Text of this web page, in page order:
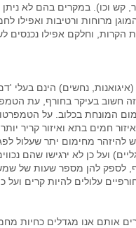
קש וכו). במקרים בהם לא
מרוחות ורטיבות ואפילו
וחלקם אפילו נכנסים
(איגואנות, נחשים) הינם
חשוב בעיקר בחורף, עת
חמים בתא ואיזור קריר
להיזהר מחימום יתר שעלול
ועל כן לא ירגישו שהם
לספק להן מספר שעות של שמש
עלולים להיות קרים
אותם אנו מגדלים כחיות